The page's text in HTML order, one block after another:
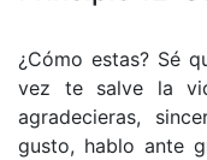
¿Cómo estas? Sé
vez te salve la
agradecieras,
gusto, hablo ante